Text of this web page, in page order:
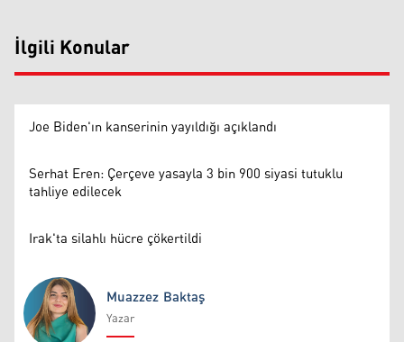
İlgili Konular
Joe Biden'ın kanserinin yayıldığı açıklandı
Serhat Eren: Çerçeve yasayla 3 bin 900 siyasi tutuklu
tahliye edilecek
Irak'ta silahlı hücre çökertildi
Muazzez Baktaş
Yazar